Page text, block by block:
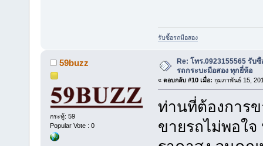
รับซื้อรถมือสอง
59buzz
กระทู้: 59
Popular Vote : 0
Re: โทร.0923155565 รับ
รถกระบะมือสอง ทุกยี่ห้อ
« ตอบกลับ #10 เมื่อ: กุมภาพันธ์ 15,
ท่านที่ต้องการ
ขายรถไม่พอใจ